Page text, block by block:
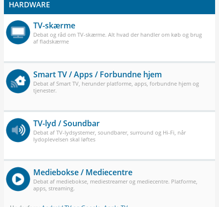
HARDWARE
TV-skærme
Debat og råd om TV-skærme. Alt hvad der handler om køb og brug
af fladskærme
Smart TV / Apps / Forbundne hjem
Debat af Smart TV, herunder platforme, apps, forbundne hjem og
tjenester.
TV-lyd / Soundbar
Debat af TV-lydsystemer, soundbarer, surround og Hi-Fi, når
lydoplevelsen skal løftes
Mediebokse / Mediecentre
Debat af mediebokse, mediestreamer og mediecentre. Platforme,
apps, streaming.